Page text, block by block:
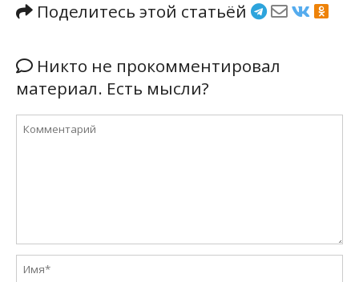
Поделитесь этой статьёй
Никто не прокомментировал
материал. Есть мысли?